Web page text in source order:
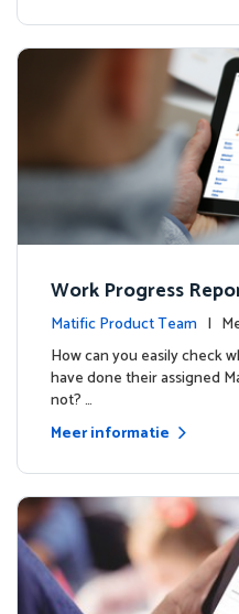
Work Progress
achers
Matific Product Team |
How can you easily check
have done their assigned
not? …
Meer informatie